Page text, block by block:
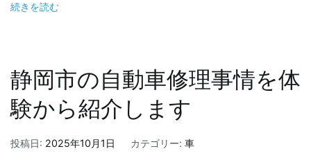
続きを読む
静岡市の自動車修理事情を体
験から紹介します
投稿日: 2025年10月1日 カテゴリー: 車